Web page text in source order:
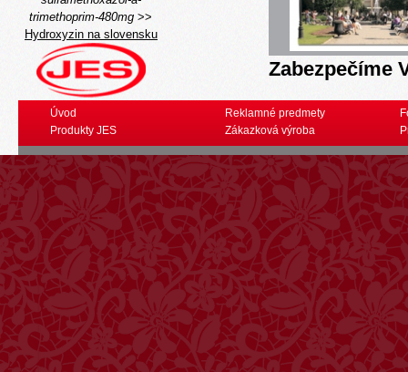
trimethoprim-480mg >>
Hydroxyzin na slovensku
Zabezpečíme
Úvod
Produkty JES
Reklamné predmety
Zákazková výroba